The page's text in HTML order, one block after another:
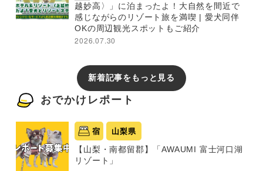
越妙高〉」に泊まったよ！大自然を間近で
感じながらのリゾート旅を満喫 | 愛犬同伴
OKの周辺観光スポットもご紹介
2026.07.30
新着記事をもっと見る
おでかけレポート
宿 山梨県
【山梨・南都留郡】「AWAUMI 富士河口湖
リゾート」